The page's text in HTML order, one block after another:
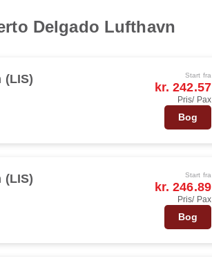
Delgado Lufthavn
(LIS) Start fra
kr. 242.57
Pris/ Pax
Bog
(LIS) Start fra
kr. 246.89
Pris/ Pax
Bog